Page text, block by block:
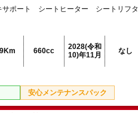
ポート シートヒーター シートリフタ
660cc
2028(令和
10)年11月
なし
安心メンテナンスパック